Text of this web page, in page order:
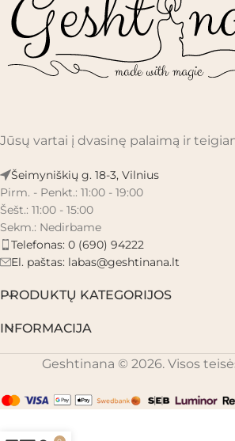
Jūsų vartai į dvasinę palaimą ir
Šeimyniškių g. 18-3, Vilnius
Pirm. - Penkt.: 11:00 - 19:00
Šešt.: 11:00 - 15:00
Sekm.: Nedirbame
Telefonas: 0 (690) 94222
El. paštas: labas@geshtinana.lt
PRODUKTŲ KATEGORIJOS
INFORMACIJA
Geshtinana © 2026. Visos